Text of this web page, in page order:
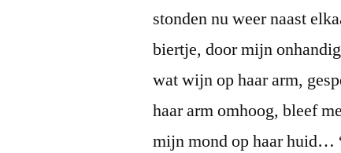
stonden nu weer naast
biertje, door mijn
wat wijn op haar arm,
haar arm omhoog, bleef
mijn mond op haar huid…